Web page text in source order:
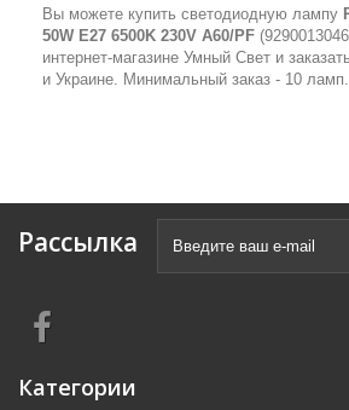
Вы можете купить светодиодную лампу
50W E27 6500K 230V A60/PF
интернет-магазине Умный Свет и
и Украине. Минимальный заказ - 10 ламп.
Рассылка
Категории